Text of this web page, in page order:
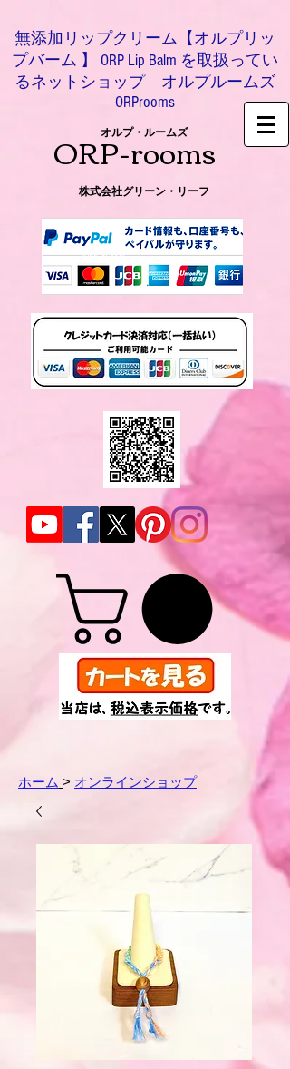
無添加リップクリーム【オルプリッ
プバーム 】 ORP Lip Balm を取扱ってい
るネットショップ オルプルームズ
ORProoms
ORP-rooms
オルプ・ルームズ
株式会社グリーン・リーフ
0466-54-8612
ホーム > オンラインショップ